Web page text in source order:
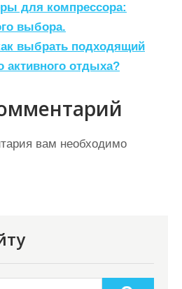
для компрессора:
выбора.
выбрать подходящий
активного отдыха?
вам необходимо